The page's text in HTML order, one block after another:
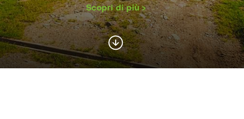
Scopri di più >